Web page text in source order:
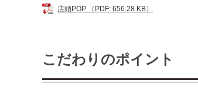
店頭POP （PDF: 656.28 KB）
こだわりのポイント